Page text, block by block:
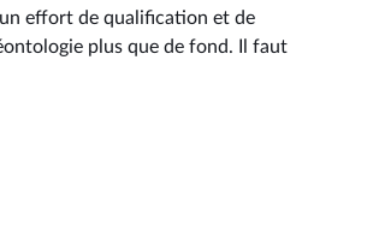
effort de qualification et de
plus que de fond. Il faut